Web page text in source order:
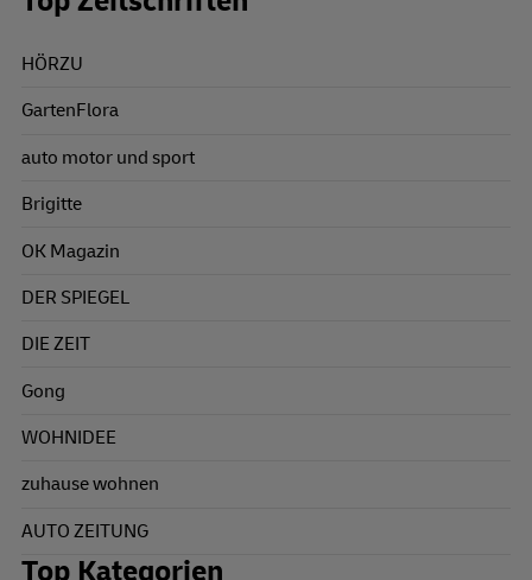
HÖRZU
GartenFlora
auto motor und sport
Brigitte
OK Magazin
DER SPIEGEL
DIE ZEIT
Gong
WOHNIDEE
zuhause wohnen
AUTO ZEITUNG
Top Kategorien